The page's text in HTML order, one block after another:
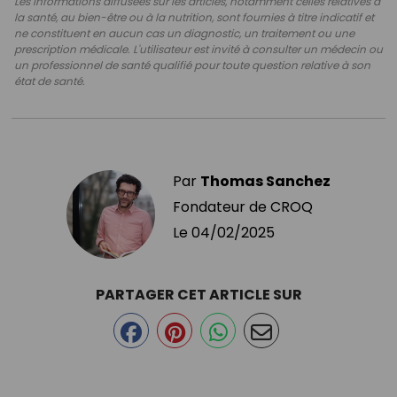
la santé, au bien-être ou à la nutrition, sont fournies à titre indicatif et
ne constituent en aucun cas un diagnostic, un traitement ou une
prescription médicale. L'utilisateur est invité à consulter un médecin ou
un professionnel de santé qualifié pour toute question relative à son
état de santé.
Par Thomas Sanchez
Fondateur de CROQ
Le 04/02/2025
PARTAGER CET ARTICLE SUR